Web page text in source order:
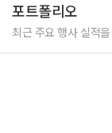
포트폴리오
최근 주요 행사 실적